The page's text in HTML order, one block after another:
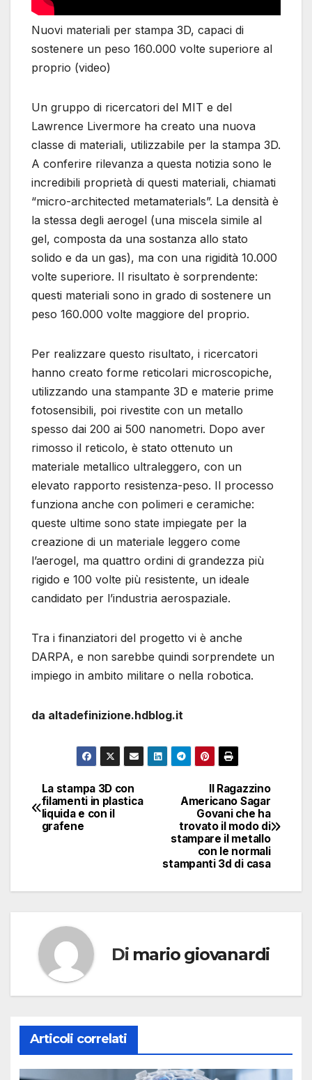
Nuovi materiali per stampa 3D, capaci di
sostenere un peso 160.000 volte superiore al
proprio (video)
Un gruppo di ricercatori del MIT e del
Lawrence Livermore ha creato una nuova
classe di materiali, utilizzabile per la stampa 3D.
A conferire rilevanza a questa notizia sono le
incredibili proprietà di questi materiali, chiamati
“micro-architected metamaterials”. La densità è
la stessa degli aerogel (una miscela simile al
gel, composta da una sostanza allo stato
solido e da un gas), ma con una rigidità 10.000
volte superiore. Il risultato è sorprendente:
questi materiali sono in grado di sostenere un
peso 160.000 volte maggiore del proprio.
Per realizzare questo risultato, i ricercatori
hanno creato forme reticolari microscopiche,
utilizzando una stampante 3D e materie prime
fotosensibili, poi rivestite con un metallo
spesso dai 200 ai 500 nanometri. Dopo aver
rimosso il reticolo, è stato ottenuto un
materiale metallico ultraleggero, con un
elevato rapporto resistenza-peso. Il processo
funziona anche con polimeri e ceramiche:
queste ultime sono state impiegate per la
creazione di un materiale leggero come
l’aerogel, ma quattro ordini di grandezza più
rigido e 100 volte più resistente, un ideale
candidato per l’industria aerospaziale.
Tra i finanziatori del progetto vi è anche
DARPA, e non sarebbe quindi sorprendete un
impiego in ambito militare o nella robotica.
da altadefinizione.hdblog.it
Navigazione
articoli
Il Ragazzino
Americano Sagar
Govani che ha
trovato il modo di
stampare il metallo
con le normali
stampanti 3d di casa
La stampa 3D con
filamenti in plastica
liquida e con il
grafene
Di mario giovanardi
Articoli correlati